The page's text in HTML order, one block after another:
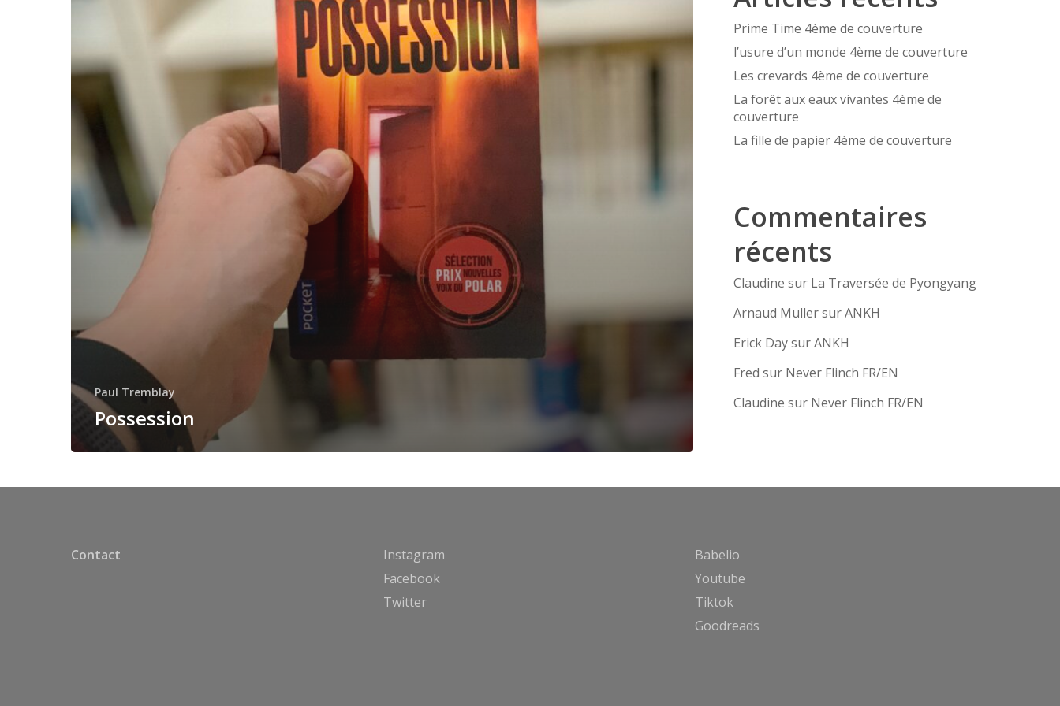
Paul Tremblay
Possession
Prime Time 4ème de couverture
l’usure d’un monde 4ème de couverture
Les crevards 4ème de couverture
La forêt aux eaux vivantes 4ème de
couverture
La fille de papier 4ème de couverture
Commentaires
récents
Claudine sur La Traversée de Pyongyang
Arnaud MullersurANKH
Erick DaysurANKH
Fred sur Never Flinch FR/EN
Claudine sur Never Flinch FR/EN
Contact
Instagram
Facebook
Twitter
Babelio
Youtube
Tiktok
Goodreads